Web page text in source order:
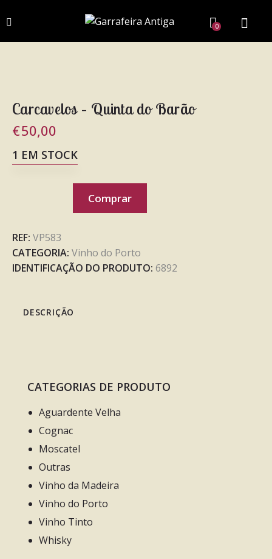
0
Carcavelos – Quinta do Barão
€50,00
1 EM STOCK
Comprar
REF: VP583
CATEGORIA: Vinho do Porto
IDENTIFICAÇÃO DO PRODUTO: 6892
DESCRIÇÃO
CATEGORIAS DE PRODUTO
Aguardente Velha
Cognac
Moscatel
Outras
Vinho da Madeira
Vinho do Porto
Vinho Tinto
Whisky